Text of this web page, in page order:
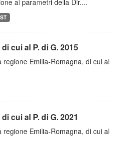
ai parametri della Dir....
cui al P. di G. 2015
Emilia-Romagna, di cui al
cui al P. di G. 2021
Emilia-Romagna, di cui al